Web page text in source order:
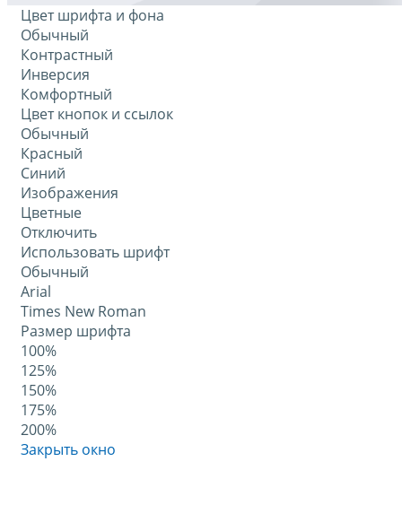
Цвет шрифта и фона
Обычный
Контрастный
Инверсия
Комфортный
Цвет кнопок и ссылок
Обычный
Красный
Синий
Изображения
Цветные
Отключить
Использовать шрифт
Обычный
Arial
Times New Roman
Размер шрифта
100%
125%
150%
175%
200%
Закрыть окно